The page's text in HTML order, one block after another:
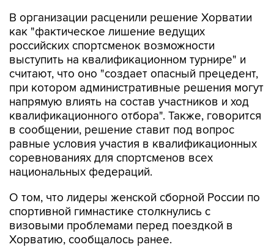
В организации расценили решение Хорватии
как "фактическое лишение ведущих
российских спортсменок возможности
выступить на квалификационном турнире" и
считают, что оно "создает опасный прецедент,
при котором административные решения могут
напрямую влиять на состав участников и ход
квалификационного отбора". Также, говорится
в сообщении, решение ставит под вопрос
равные условия участия в квалификационных
соревнованиях для спортсменов всех
национальных федераций.
О том, что лидеры женской сборной России по
спортивной гимнастике столкнулись с
визовыми проблемами перед поездкой в
Хорватию, сообщалось ранее.